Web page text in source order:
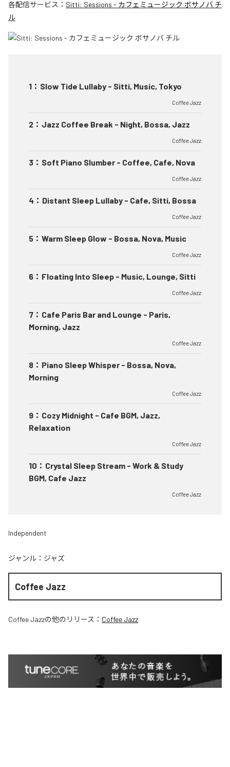
各配信サービス： Sitti: Sessions - カフェミュージック ボサノバ チ
ル
1 ： Slow Tide Lullaby - Sitti, Music, Tokyo
Coffee Jazz
2 ： Jazz Coffee Break - Night, Bossa, Jazz
Coffee Jazz
3 ： Soft Piano Slumber - Coffee, Cafe, Nova
Coffee Jazz
4 ： Distant Sleep Lullaby - Cafe, Sitti, Bossa
Coffee Jazz
5 ： Warm Sleep Glow - Bossa, Nova, Music
Coffee Jazz
6 ： Floating Into Sleep - Music, Lounge, Sitti
Coffee Jazz
7 ： Cafe Paris Bar and Lounge - Paris,
Morning, Jazz
Coffee Jazz
8 ： Piano Sleep Whisper - Bossa, Nova,
Morning
Coffee Jazz
9 ： Cozy Midnight - Cafe BGM, Jazz,
Relaxation
Coffee Jazz
10 ： Crystal Sleep Stream - Work & Study
BGM, Cafe Jazz
Coffee Jazz
Independent
ジャンル： ジャズ
Coffee Jazz
Coffee Jazzの他のリリース： Coffee Jazz